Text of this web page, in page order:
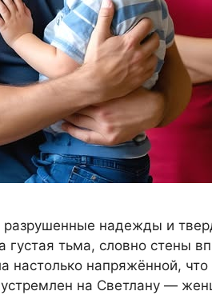
разрушенные надежды и
густая тьма, словно стены
настолько напряжённой, что
на Светлану —